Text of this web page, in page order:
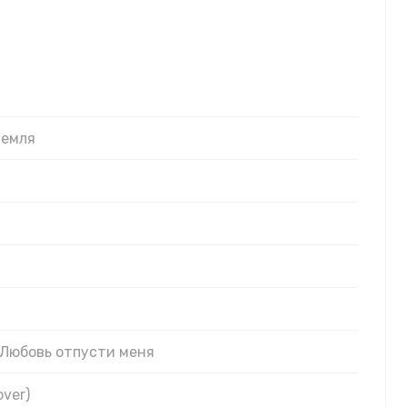
отпусти меня